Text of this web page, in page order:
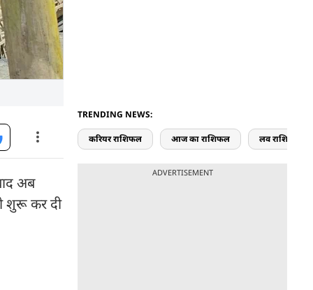
अब
शुरू कर दी
TRENDING NEWS:
करियर राशिफल आज का राशिफल लव राशिफल
ADVERTISEMENT